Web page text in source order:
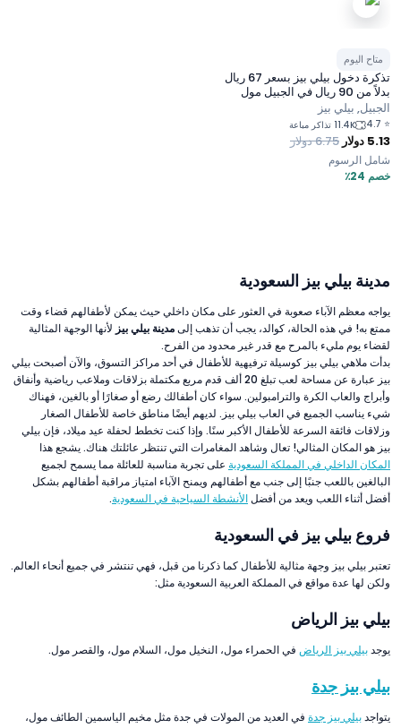
متاح اليوم
تذكرة دخول بيلي بيز بسعر 67 ريال
بدلاً من 90 ريال في الجبيل مول
الجبيل, بيلي بيز
⭐
4.7 11.4K تذاكر مباعة
5.13 دولار 6.75دولار
خصم 24٪
شامل الرسوم
مدينة بيلي بيز السعودية
يواجه معظم الآباء صعوبة في العثور على مكان داخلي حيث يمكن لأطفالهم قضاء وقت
ممتع به! في هذه الحالة، كوالد، يجب أن تذهب إلىمدينة بيلي بيز لأنها الوجهة المثالية
لقضاء يوم مليء بالمرح مع قدر غير محدود من الفرح.
بدأت ملاهي بيلي بيز كوسيلة ترفيهية للأطفال في أحد مراكز التسوق، والآن أصبحت بيلي
بيز عبارة عن مساحة لعب تبلغ 20 ألف قدم مربع مكتملة بزلاقات وملاعب رياضية وأنفاق
وأبراج والعاب الكرة والترامبولين. سواء كان أطفالك رضع أو صغارًا أو بالغين، فهناك
شيء يناسب الجميع في العاب بيلي بيز. لديهم أيضًا مناطق خاصة للأطفال الصغار
وزلاقات فائقة السرعة للأطفال الأكبر سنًا. وإذا كنت تخطط لحفلة عيد ميلاد، فإن بيلي
بيز هو المكان المثالي! تعال وشاهد المغامرات التي تنتظر عائلتك هناك. يشجع هذا
المكان الداخلي في المملكة السعودية على تجربة مناسبة للعائلة مما يسمح لجميع
البالغين باللعب جنبًا إلى جنب مع أطفالهم ويمنح الآباء امتياز مراقبة أطفالهم بشكل
أفضل أثناء اللعب ويعد من أفضلالأنشطة السياحية في السعودية.
فروع بيلي بيز في السعودية
تعتبر بيلي بيز وجهة مثالية للأطفال كما ذكرنا من قبل، فهي تنتشر في جميع أنحاء العالم.
ولكن لها عدة مواقع في المملكة العربية السعودية مثل:
بيلي بيز الرياض
يوجدبيلي بيز الرياض في الحمراء مول، النخيل مول، السلام مول، والقصر مول.
بيلي بيز جدة
يتواجدبيلي بيز جدة في العديد من المولات في جدة مثل مخيم الياسمين الطائف مول،